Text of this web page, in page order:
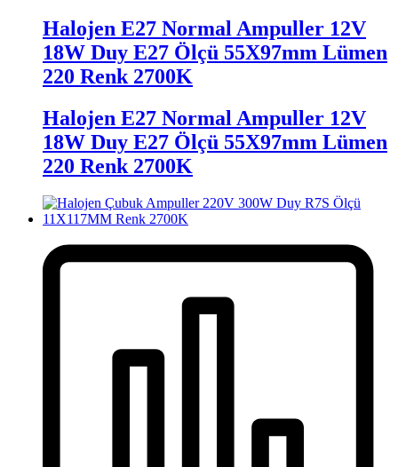
Halojen E27 Normal Ampuller 12V
18W Duy E27 Ölçü 55X97mm Lümen
220 Renk 2700K
Halojen E27 Normal Ampuller 12V
18W Duy E27 Ölçü 55X97mm Lümen
220 Renk 2700K